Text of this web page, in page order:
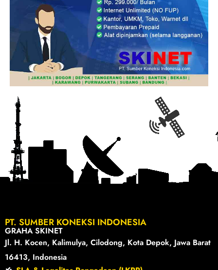
PT. SUMBER KONEKSI INDONESIA
GRAHA SKINET
Jl. H. Kocen, Kalimulya, Cilodong, Kota Depok, Jawa Barat
16413, Indonesia